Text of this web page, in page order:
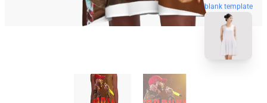
blank template